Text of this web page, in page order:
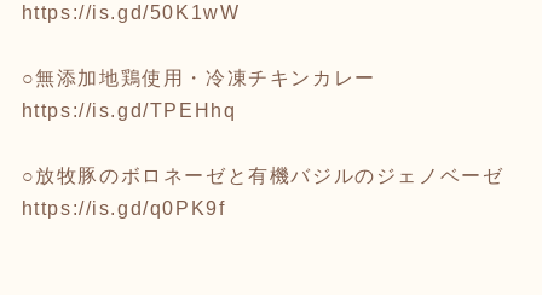
https://is.gd/50K1wW
○無添加地鶏使用・冷凍チキンカレー
https://is.gd/TPEHhq
○放牧豚のボロネーゼと有機バジルのジェノベーゼ
https://is.gd/q0PK9f